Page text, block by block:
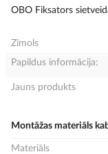
OBO Fiksators
Zīmols
Papildus informācija:
Jauns produkts
Montāžas materiāls
Materiāls